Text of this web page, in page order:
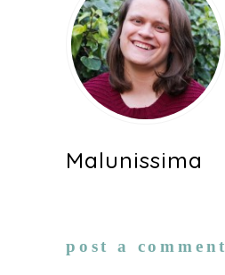
Malunissima
post a comment